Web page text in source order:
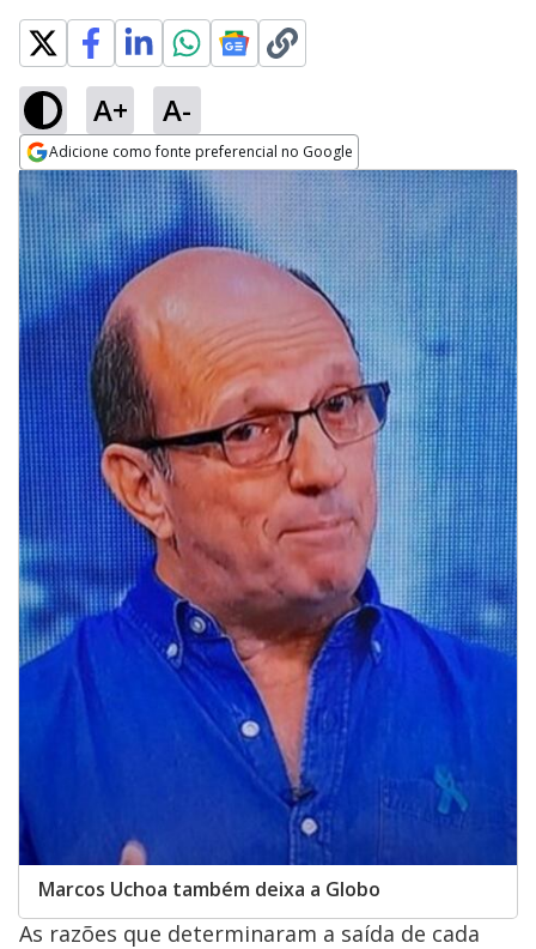
A+ A-
Adicione como fonte preferencial no Google
Opens in new window
Marcos Uchoa também deixa a Globo
As razões que determinaram a saída de cada